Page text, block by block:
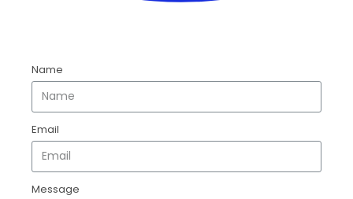
Name
Email
Message